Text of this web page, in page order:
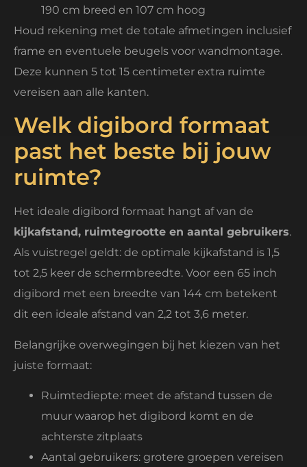
190 cm breed en 107 cm hoog
Houd rekening met de totale afmetingen inclusief
frame en eventuele beugels voor wandmontage.
Deze kunnen 5 tot 15 centimeter extra ruimte
vereisen aan alle kanten.
Welk digibord formaat
past het beste bij jouw
ruimte?
Het ideale digibord formaat hangt af van de
kijkafstand, ruimtegrootte en aantal gebruikers.
Als vuistregel geldt: de optimale kijkafstand is 1,5
tot 2,5 keer de schermbreedte. Voor een 65 inch
digibord met een breedte van 144 cm betekent
dit een ideale afstand van 2,2 tot 3,6 meter.
Belangrijke overwegingen bij het kiezen van het
juiste formaat:
Ruimtediepte: meet de afstand tussen de
muur waarop het digibord komt en de
achterste zitplaats
Aantal gebruikers: grotere groepen vereisen